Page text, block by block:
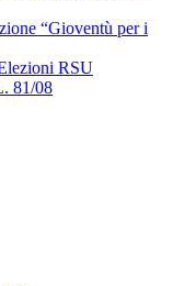
“Gioventù per i
RSU
81/08